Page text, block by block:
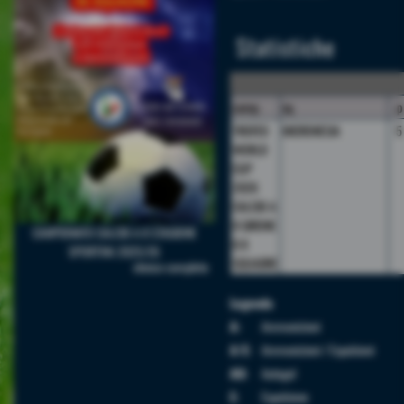
CAMPIONATO CALCIO A 8 STAGIONE
SPORTIVA 2025/26
elenco completo
Statistiche
camp. sq.
p
TROFEO
WORLD
CUP
2026
CALCIO A
8 GIRONE
B 8
SQUADRE
MICRONESIA 5
Legenda
A:
Ammonizioni
A/E:
Ammonizioni / Espulsioni
AU:
Autogol
E:
Espulsione